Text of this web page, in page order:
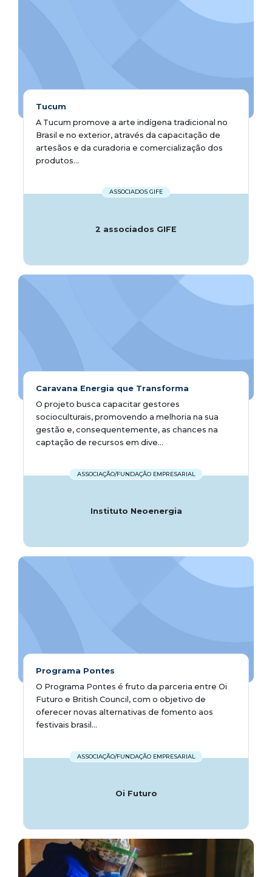
Tucum
A Tucum promove a arte indígena tradicional no
Brasil e no exterior, através da capacitação de
artesãos e da curadoria e comercialização dos
produtos...
ASSOCIADOS GIFE
2 associados GIFE
Caravana Energia que Transforma
O projeto busca capacitar gestores
socioculturais, promovendo a melhoria na sua
gestão e, consequentemente, as chances na
captação de recursos em dive...
ASSOCIAÇÃO/FUNDAÇÃO EMPRESARIAL
Instituto Neoenergia
Programa Pontes
O Programa Pontes é fruto da parceria entre Oi
Futuro e British Council, com o objetivo de
oferecer novas alternativas de fomento aos
festivais brasil...
ASSOCIAÇÃO/FUNDAÇÃO EMPRESARIAL
Oi Futuro